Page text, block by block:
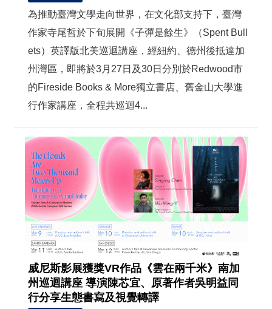
為推動臺灣文學走向世界，在文化部支持下，臺灣
作家寺尾哲於下旬展開《子彈是餘生》（Spent Bull
ets）英譯版北美巡迴講座，經紐約、德州後抵達加
州灣區，即將於3月27日及30日分別於Redwood市
的Fireside Books & More獨立書店、舊金山大學進
行作家講座，全程共巡迴4...
威尼斯影展獲獎VR作品《雲在兩千米》南加
州巡迴講座 導演陳芯宜、原著作者吳明益同
行分享生態書寫及視覺轉譯